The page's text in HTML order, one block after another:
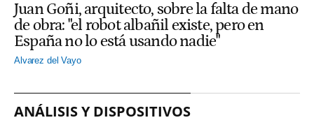
Juan Goñi, arquitecto, sobre la falta de mano
de obra: "el robot albañil existe, pero en
España no lo está usando nadie"
Alvarez del Vayo
ANÁLISIS Y DISPOSITIVOS